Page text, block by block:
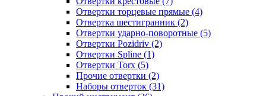
Отвертки торцевые прямые (4)
Отвертка шестигранник (2)
Отвертки ударно-поворотные (5)
Отвертки Pozidriv (2)
Отвертки Spline (1)
Отвертки Torx (5)
Прочие отвертки (2)
Наборы отверток (31)